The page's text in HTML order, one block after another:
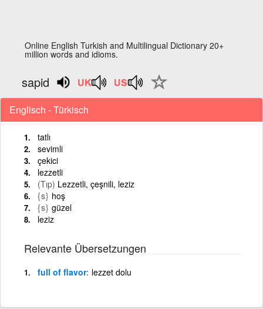
Online English Turkish and Multilingual Dictionary 20+
million words and idioms.
sapid
Englisch - Türkisch
tatlı
sevimli
çekici
lezzetli
(Tıp) Lezzetli, çeşnili, leziz
{s} hoş
{s} güzel
leziz
Relevante Übersetzungen
full of flavor lezzet dolu